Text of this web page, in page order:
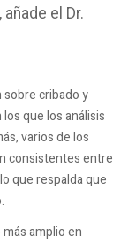
el Dr.
cribado y
que los análisis
varios de los
consistentes entre
que respalda que
amplio en